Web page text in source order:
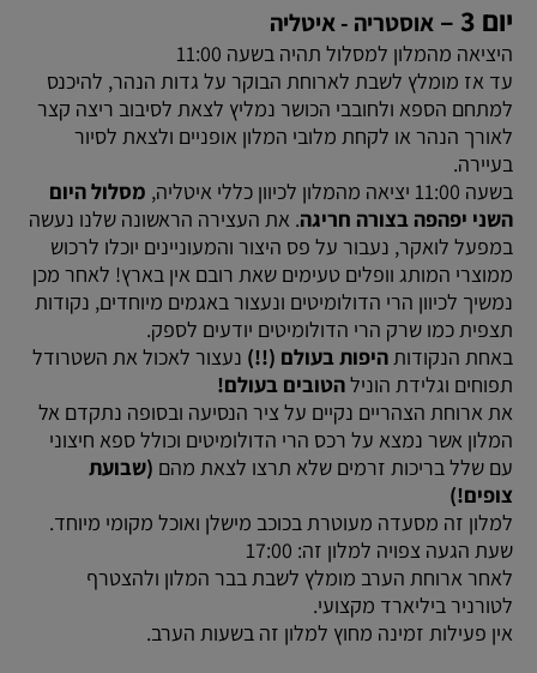
יום 3 – אוסטריה - איטליה
היציאה מהמלון למסלול תהיה בשעה 11:00
עד אז מומלץ לשבת לארוחת הבוקר על גדות הנהר, להיכנס
למתחם הספא ולחובבי הכושר נמליץ לצאת לסיבוב ריצה קצר
לאורך הנהר או לקחת מלובי המלון אופניים ולצאת לסיור
בעיירה.
בשעה 11:00 יציאה מהמלון לכיוון כללי איטליה,
מסלול היום
השני יפהפה בצורה חריגה. את העצירה הראשונה שלנו נעשה
במפעל לואקר, נעבור על פס היצור והמעוניינים יוכלו לרכוש
ממוצרי המותג וופלים טעימים שאת רובם אין בארץ! לאחר מכן
נמשיך לכיוון הרי הדולומיטים ונעצור באגמים מיוחדים, נקודות
תצפית כמו שרק הרי הדולומיטים יודעים לספק.
באחת הנקודותהיפות בעולם (!!) נעצור לאכול את השטרודל
תפוחים וגלידת הונילהטובים בעולם!
את ארוחת הצהריים נקיים על ציר הנסיעה ובסופה נתקדם אל
המלון אשר נמצא על רכס הרי הדולומיטים וכולל ספא חיצוני
עם שלל בריכות זרמים שלא תרצו לצאת מהם (שבועת
צופים!)
למלון זה מסעדה מעוטרת בכוכב מישלן ואוכל מקומי מיוחד.
שעת הגעה צפויה למלון זה: 17:00
לאחר ארוחת הערב מומלץ לשבת בבר המלון ולהצטרף
לטורניר ביליארד מקצועי.
אין פעילות זמינה מחוץ למלון זה בשעות הערב.